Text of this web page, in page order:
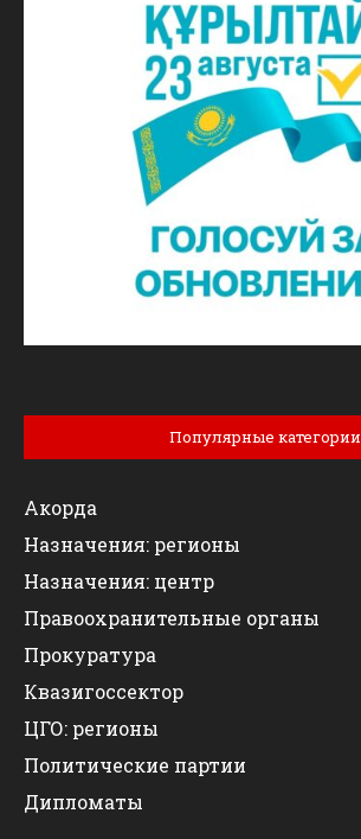
Популярные категории
Акорда
Назначения: регионы
Назначения: центр
Правоохранительные органы
Прокуратура
Квазигоссектор
ЦГО: регионы
Политические партии
Дипломаты